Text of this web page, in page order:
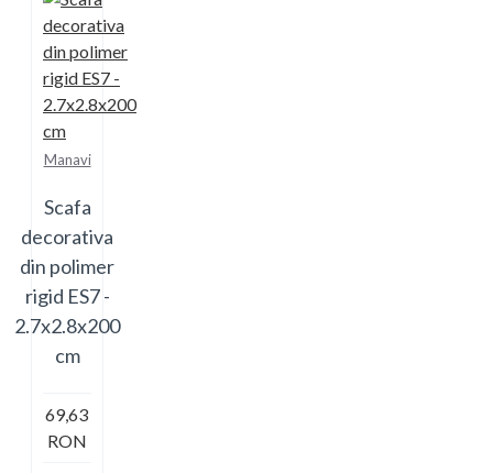
Manavi
Scafa
decorativa
din polimer
rigid ES7 -
2.7x2.8x200
cm
69,63
RON